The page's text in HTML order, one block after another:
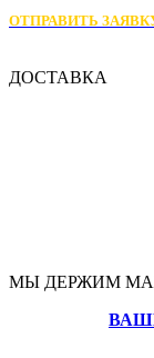
ОТПРАВИТЬ
ДОСТАВКА
МЫ ДЕРЖИМ